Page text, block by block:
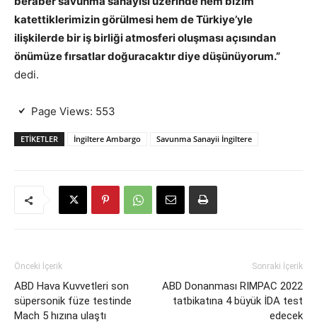
katettiklerimizin görülmesi hem de Türkiye’yle
ilişkilerde bir iş birliği atmosferi oluşması açısından
önümüze fırsatlar doğuracaktır diye düşünüyorum.”
dedi.
Page Views: 553
ETIKETLER İngiltere Ambargo Savunma Sanayii İngiltere
Önceki İçerik
ABD Hava Kuvvetleri son
süpersonik füze testinde
Mach 5 hızına ulaştı
Sonraki İçerik
ABD Donanması RIMPAC 2022
tatbikatına 4 büyük İDA test
edecek